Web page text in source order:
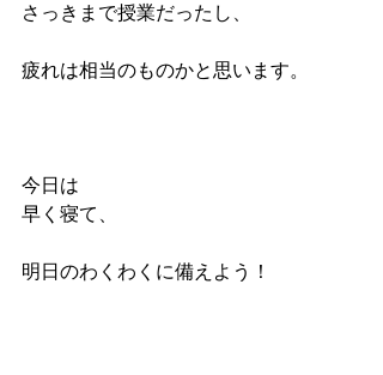
さっきまで授業だったし、
疲れは相当のものかと思います。
今日は
早く寝て、
明日のわくわくに備えよう！